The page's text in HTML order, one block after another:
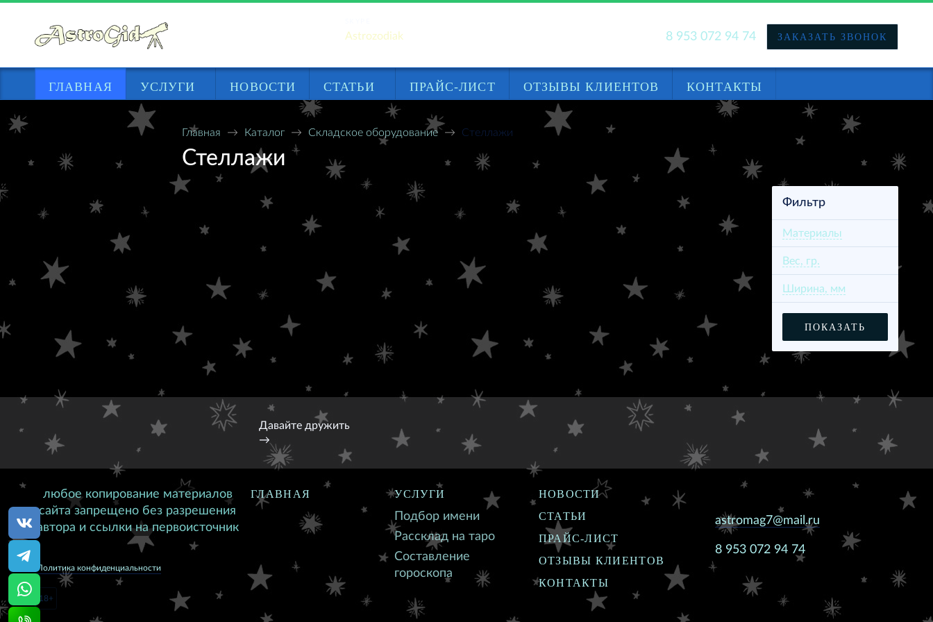
Astrozodiak 8 953 072 94 74 ЗАКАЗАТЬ ЗВОНОК
ГЛАВНАЯ УСЛУГИ НОВОСТИ СТАТЬИ ПРАЙС-ЛИСТ ОТЗЫВЫ КЛИЕНТОВ КОНТАКТЫ
Главная Каталог Складское оборудование Стеллажи
Стеллажи
Фильтр
Материалы
Вес, гр.
Ширина, мм
ПОКАЗАТЬ
Давайте дружить
→
любое копирование материалов
сайта запрещено без разрешения
автора и ссылки на первоисточник
Политика конфиденциальности
18+
ГЛАВНАЯ УСЛУГИ
Подбор имени
Рассклад на таро
Составление
гороскопа
НОВОСТИ
СТАТЬИ
ПРАЙС-ЛИСТ
ОТЗЫВЫ КЛИЕНТОВ
КОНТАКТЫ
astromag7@mail.ru
8 953 072 94 74